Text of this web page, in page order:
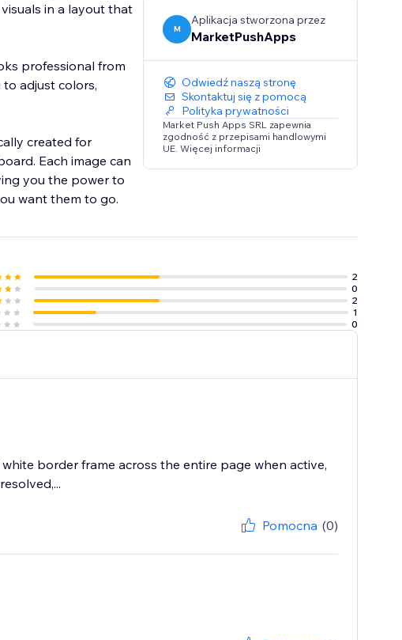
in a layout that
professional from
adjust colors,
created for
Each image can
you the power to
want them to go.
M
Aplikacja stworzona przez
MarketPushApps
Odwiedź naszą stronę
Skontaktuj się z pomocą
Polityka prywatności
Market Push Apps SRL zapewnia
zgodność z przepisami handlowymi
UE. Więcej informacji
2
0
2
1
0
border frame across the entire page when active,
Pomocna (0)